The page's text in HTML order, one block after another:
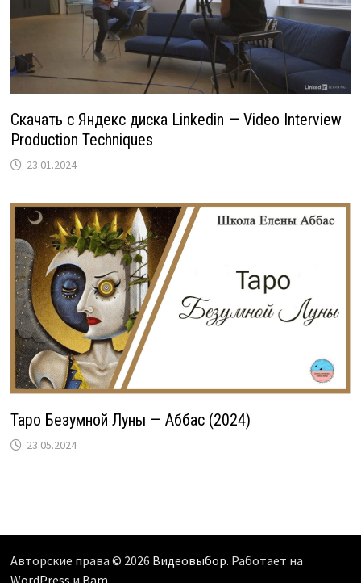
Скачать с Яндекс диска Linkedin — Video Interview
Production Techniques
23.01.2024
Таро Безумной Луны — Аббас (2024)
23.05.2024
Авторские права © 2026 Видеовыбор. Работает на
WordPress и Bam